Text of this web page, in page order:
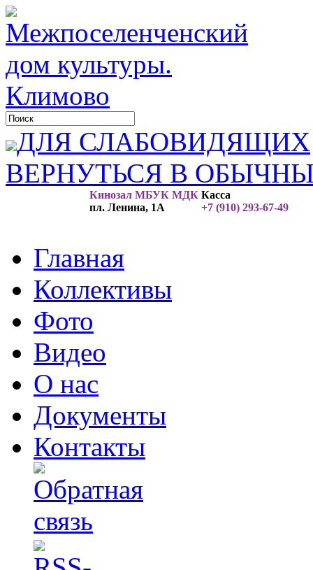
ДЛЯ СЛАБОВИДЯЩИХ
ВЕРНУТЬСЯ В
Кинозал МБУК МДК
пл. Ленина, 1А
Касса
+7 (910) 293-67-49
Главная
Коллективы
Фото
Видео
О нас
Документы
Контакты